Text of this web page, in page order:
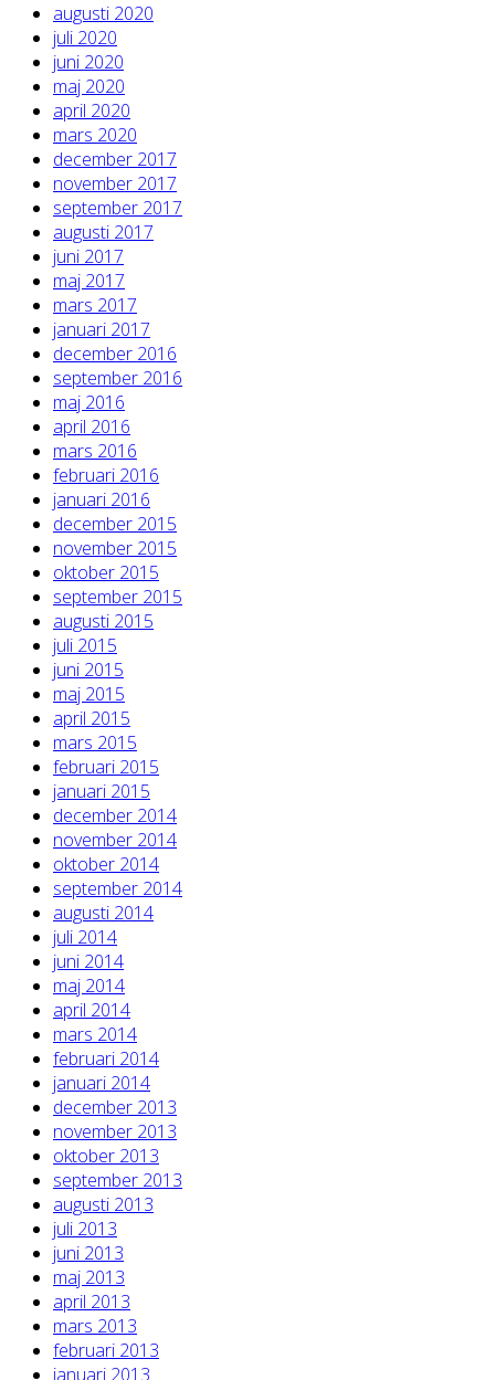
augusti 2020
juli 2020
juni 2020
maj 2020
april 2020
mars 2020
december 2017
november 2017
september 2017
augusti 2017
juni 2017
maj 2017
mars 2017
januari 2017
december 2016
september 2016
maj 2016
april 2016
mars 2016
februari 2016
januari 2016
december 2015
november 2015
oktober 2015
september 2015
augusti 2015
juli 2015
juni 2015
maj 2015
april 2015
mars 2015
februari 2015
januari 2015
december 2014
november 2014
oktober 2014
september 2014
augusti 2014
juli 2014
juni 2014
maj 2014
april 2014
mars 2014
februari 2014
januari 2014
december 2013
november 2013
oktober 2013
september 2013
augusti 2013
juli 2013
juni 2013
maj 2013
april 2013
mars 2013
februari 2013
januari 2013